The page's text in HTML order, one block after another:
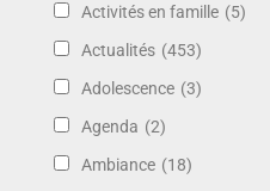
Activités en famille (5)
Actualités (453)
Adolescence (3)
Agenda (2)
Ambiance (18)